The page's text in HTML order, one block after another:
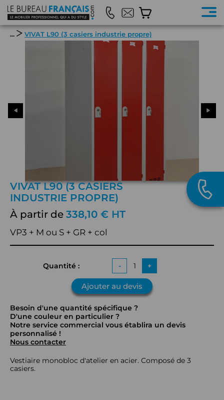
... VIVAT L90 (3 casiers industrie propre)
VIVAT L90 (3 CASIERS
INDUSTRIE PROPRE)
À partir de 338,10 € HT
VP3 + M ou S + GR + col
Quantité : - +
Ajouter au devis
Besoin d'une quantité spécifique ?
D'une couleur en particulier ?
Notre service commercial vous établira un devis
personnalisé !
Nous contacter
Vestiaire monobloc d'atelier en acier. Composé de 3
casiers.